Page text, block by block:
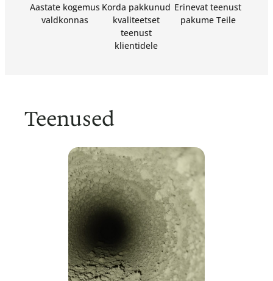
Aastate kogemus
valdkonnas
Korda pakkunud
kvaliteetset
teenust
klientidele
Erinevat teenust
pakume Teile
Teenused